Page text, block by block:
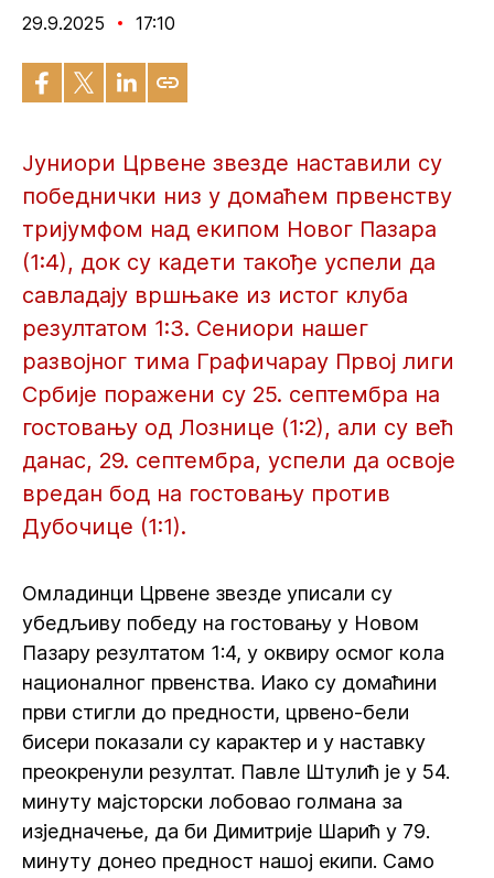
29.9.2025 17:10
Јуниори Црвене звезде наставили су
победнички низ у домаћем првенству
тријумфом над екипом Новог Пазара
(1:4), док су кадети такође успели да
савладају вршњаке из истог клуба
резултатом 1:3. Сениори нашег
развојног тима Графичарау Првој лиги
Србије поражени су 25. септембра на
гостовању од Лознице (1:2), али су већ
данас, 29. септембра, успели да освоје
вредан бод на гостовању против
Дубочице (1:1).
Омладинци Црвене звезде уписали су
убедљиву победу на гостовању у Новом
Пазару резултатом 1:4, у оквиру осмог кола
националног првенства. Иако су домаћини
први стигли до предности, црвено-бели
бисери показали су карактер и у наставку
преокренули резултат. Павле Штулић је у 54.
минуту мајсторски лобовао голмана за
изједначење, да би Димитрије Шарић у 79.
минуту донео предност нашој екипи. Само